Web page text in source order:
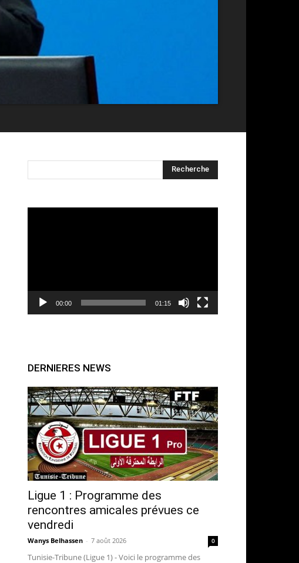
00:00 01:15
DERNIERES NEWS
Ligue 1 : Programme des
rencontres amicales prévues ce
vendredi
Wanys Belhassen - 7 août 2026 0
Tunisie-Tribune (Ligue 1) - Voici le programme des